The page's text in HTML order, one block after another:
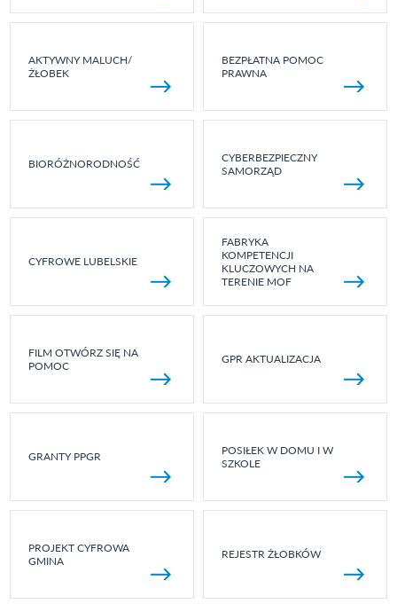
AKTYWNY MALUCH/
ŻŁOBEK
BEZPŁATNA POMOC
PRAWNA
BIORÓŻNORODNOŚĆ
CYBERBEZPIECZNY
SAMORZĄD
CYFROWE LUBELSKIE
FABRYKA
KOMPETENCJI
KLUCZOWYCH NA
TERENIE MOF
FILM OTWÓRZ SIĘ NA
POMOC
GPR AKTUALIZACJA
GRANTY PPGR
POSIŁEK W DOMU I W
SZKOLE
PROJEKT CYFROWA
GMINA
REJESTR ŻŁOBKÓW